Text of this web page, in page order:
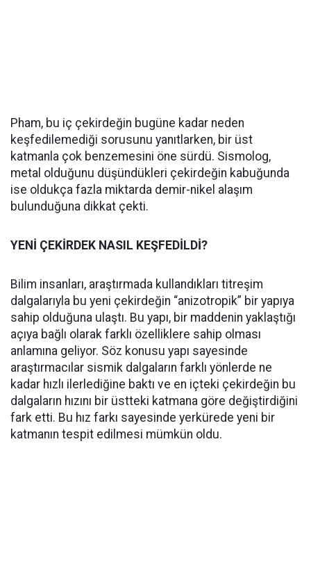
Pham, bu iç çekirdeğin bugüne kadar neden
keşfedilemediği sorusunu yanıtlarken, bir üst
katmanla çok benzemesini öne sürdü. Sismolog,
metal olduğunu düşündükleri çekirdeğin kabuğunda
ise oldukça fazla miktarda demir-nikel alaşım
bulunduğuna dikkat çekti.
YENİ ÇEKİRDEK NASIL KEŞFEDİLDİ?
Bilim insanları, araştırmada kullandıkları titreşim
dalgalarıyla bu yeni çekirdeğin “anizotropik” bir yapıya
sahip olduğuna ulaştı. Bu yapı, bir maddenin yaklaştığı
açıya bağlı olarak farklı özelliklere sahip olması
anlamına geliyor. Söz konusu yapı sayesinde
araştırmacılar sismik dalgaların farklı yönlerde ne
kadar hızlı ilerlediğine baktı ve en içteki çekirdeğin bu
dalgaların hızını bir üstteki katmana göre değiştirdiğini
fark etti. Bu hız farkı sayesinde yerkürede yeni bir
katmanın tespit edilmesi mümkün oldu.